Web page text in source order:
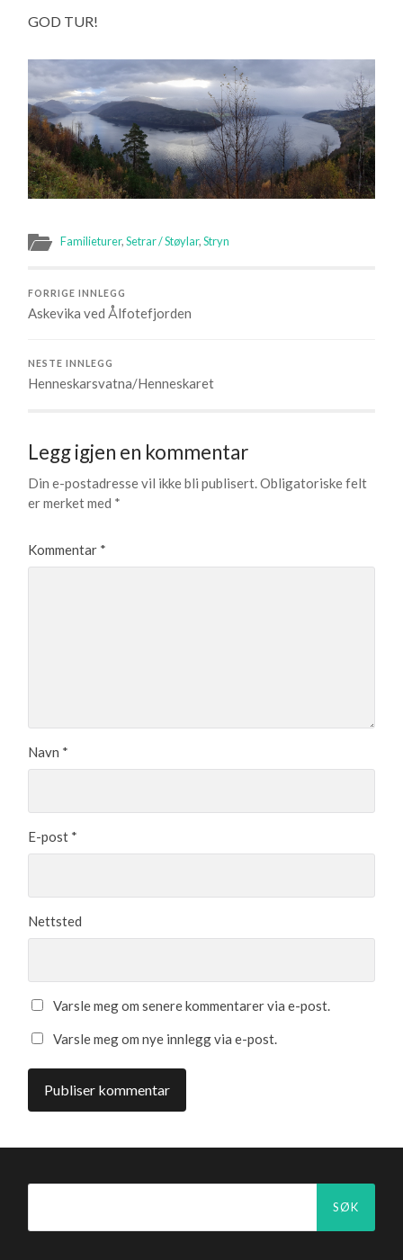
GOD TUR!
Familieturer,Setrar / Støylar,Stryn
FORRIGE INNLEGG
Askevika ved Ålfotefjorden
NESTE INNLEGG
Henneskarsvatna/Henneskaret
Legg igjen en kommentar
Din e-postadresse vil ikke bli publisert. Obligatoriske felt
er merket med *
Kommentar *
Navn *
E-post *
Nettsted
Varsle meg om senere kommentarer via e-post.
Varsle meg om nye innlegg via e-post.